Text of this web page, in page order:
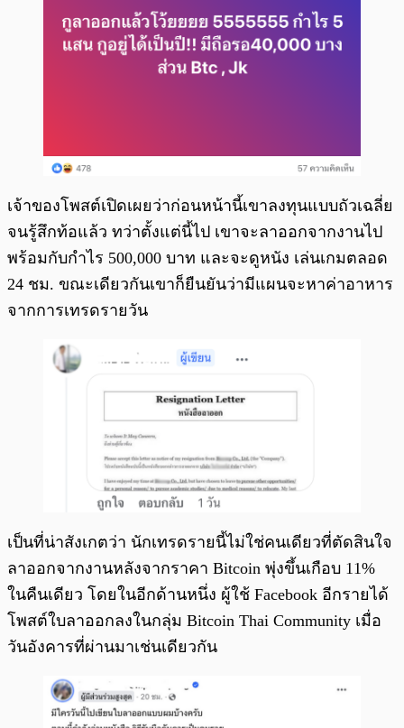
เจ้าของโพสต์เปิดเผยว่าก่อนหน้านี้เขาลงทุนแบบถัวเฉลี่ย
จนรู้สึกท้อแล้ว ทว่าตั้งแต่นี้ไป เขาจะลาออกจากงานไป
พร้อมกับกำไร 500,000 บาท และจะดูหนัง เล่นเกมตลอด
24 ชม. ขณะเดียวกันเขาก็ยืนยันว่ามีแผนจะหาค่าอาหาร
จากการเทรดรายวัน
เป็นที่น่าสังเกตว่า นักเทรดรายนี้ไม่ใช่คนเดียวที่ตัดสินใจ
ลาออกจากงานหลังจากราคา Bitcoin พุ่งขึ้นเกือบ 11%
ในคืนเดียว โดยในอีกด้านหนึ่ง ผู้ใช้ Facebook อีกรายได้
โพสต์ใบลาออกลงในกลุ่ม Bitcoin Thai Community เมื่อ
วันอังคารที่ผ่านมาเช่นเดียวกัน